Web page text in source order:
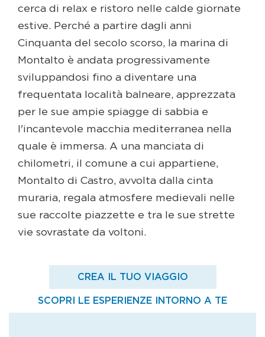
cerca di relax e ristoro nelle calde giornate
estive. Perché a partire dagli anni
Cinquanta del secolo scorso, la marina di
Montalto è andata progressivamente
sviluppandosi fino a diventare una
frequentata località balneare, apprezzata
per le sue ampie spiagge di sabbia e
l'incantevole macchia mediterranea nella
quale è immersa. A una manciata di
chilometri, il comune a cui appartiene,
Montalto di Castro, avvolta dalla cinta
muraria, regala atmosfere medievali nelle
sue raccolte piazzette e tra le sue strette
vie sovrastate da voltoni.